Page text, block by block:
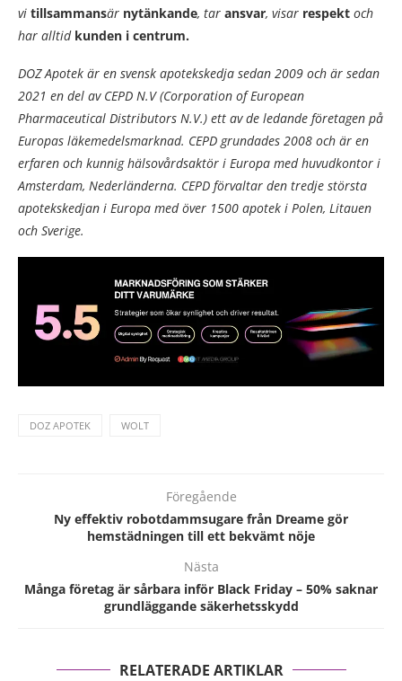
vi tillsammansär nytänkande, tar ansvar, visar respekt och
har alltid kunden i centrum.
DOZ Apotek är en svensk apotekskedja sedan 2009 och är sedan
2021 en del av CEPD N.V (Corporation of European
Pharmaceutical Distributors N.V.) ett av de ledande företagen på
Europas läkemedelsmarknad. CEPD grundades 2008 och är en
erfaren och kunnig hälsovårdsaktör i Europa med huvudkontor i
Amsterdam, Nederländerna. CEPD förvaltar den tredje största
apotekskedjan i Europa med över 1500 apotek i Polen, Litauen
och Sverige.
DOZ APOTEK WOLT
Föregående
Ny effektiv robotdammsugare från Dreame gör
hemstädningen till ett bekvämt nöje
Nästa
Många företag är sårbara inför Black Friday – 50% saknar
grundläggande säkerhetsskydd
RELATERADE ARTIKLAR